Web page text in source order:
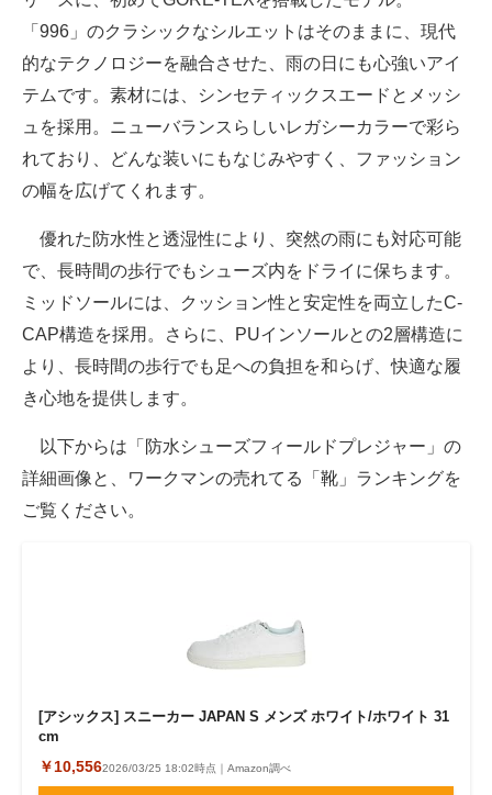
「996」のクラシックなシルエットはそのままに、現代
的なテクノロジーを融合させた、雨の日にも心強いアイ
テムです。素材には、シンセティックスエードとメッシ
ュを採用。ニューバランスらしいレガシーカラーで彩ら
れており、どんな装いにもなじみやすく、ファッション
の幅を広げてくれます。
優れた防水性と透湿性により、突然の雨にも対応可能
で、長時間の歩行でもシューズ内をドライに保ちます。
ミッドソールには、クッション性と安定性を両立したC-
CAP構造を採用。さらに、PUインソールとの2層構造に
より、長時間の歩行でも足への負担を和らげ、快適な履
き心地を提供します。
以下からは「防水シューズフィールドプレジャー」の
詳細画像と、ワークマンの売れてる「靴」ランキングを
ご覧ください。
[アシックス] スニーカー JAPAN S メンズ ホワイト/ホワイト 31
cm
￥10,5562026/03/25 18:02時点｜Amazon調べ